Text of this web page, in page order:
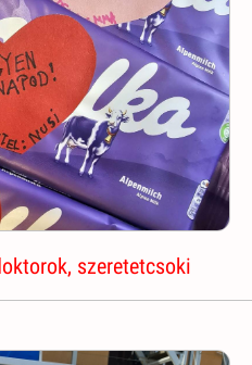
szeretetcsoki